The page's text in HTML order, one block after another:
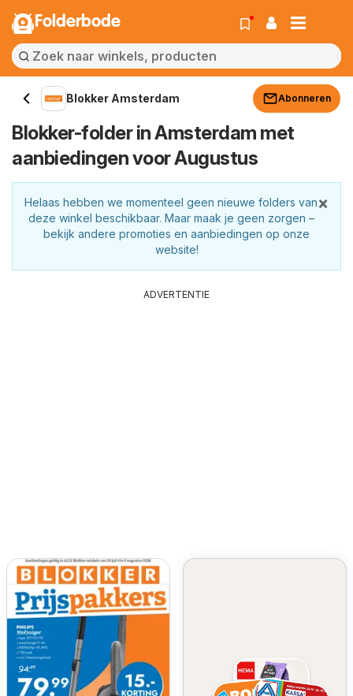
Folderbode
Blokker Amsterdam Abonneren
Blokker-folder in Amsterdam met
aanbiedingen voor Augustus
×
Helaas hebben we momenteel geen nieuwe folders van
deze winkel beschikbaar. Maar maak je geen zorgen –
bekijk andere promoties en aanbiedingen op onze
website!
ADVERTENTIE